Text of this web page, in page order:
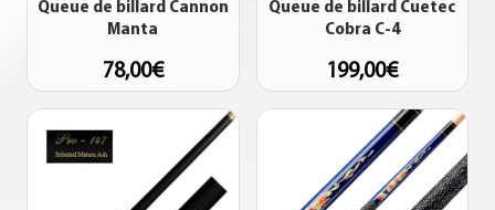
Queue de billard Cannon
Manta
78,00€
Queue de billard Cuetec
Cobra C-4
199,00€